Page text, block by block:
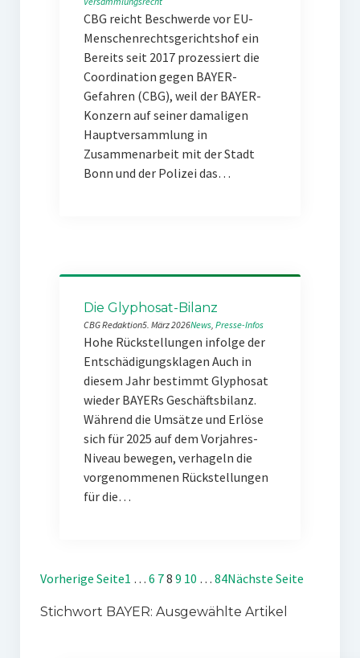
CBG reicht Beschwerde vor EU-
Menschenrechtsgerichtshof ein
Bereits seit 2017 prozessiert die
Coordination gegen BAYER-
Gefahren (CBG), weil der BAYER-
Konzern auf seiner damaligen
Hauptversammlung in
Zusammenarbeit mit der Stadt
Bonn und der Polizei das…
Die Glyphosat-Bilanz
CBG Redaktion5. März 2026News, Presse-Infos
Hohe Rückstellungen infolge der
Entschädigungsklagen Auch in
diesem Jahr bestimmt Glyphosat
wieder BAYERs Geschäftsbilanz.
Während die Umsätze und Erlöse
sich für 2025 auf dem Vorjahres-
Niveau bewegen, verhageln die
vorgenommenen Rückstellungen
für die…
Vorherige Seite1 … 6 78 9 10 … 84Nächste Seite
Stichwort BAYER: Ausgewählte Artikel